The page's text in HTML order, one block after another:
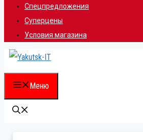
Спецпредложения
Суперцены
Условия магазина
Меню